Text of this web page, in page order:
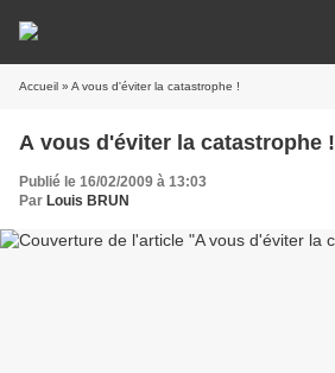
Accueil » A vous d'éviter la catastrophe !
A vous d'éviter la catastrophe !
Publié le 16/02/2009 à 13:03
Par Louis BRUN